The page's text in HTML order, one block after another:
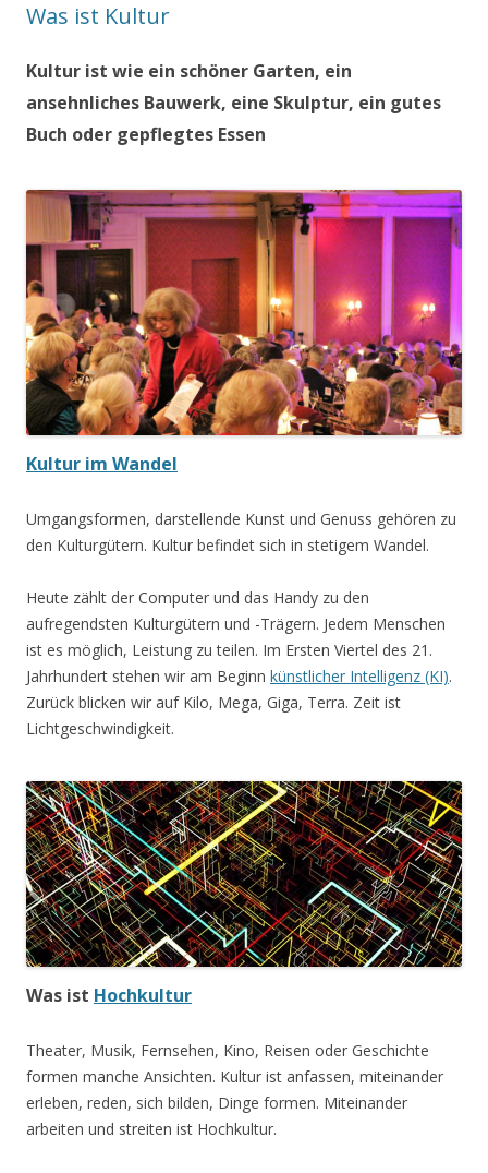
Was ist Kultur
Kultur ist wie ein schöner Garten, ein
ansehnliches Bauwerk, eine Skulptur, ein gutes
Buch oder gepflegtes Essen
Kultur im Wandel
Umgangsformen, darstellende Kunst und Genuss gehören zu
den Kulturgütern. Kultur befindet sich in stetigem Wandel.
Heute zählt der Computer und das Handy zu den
aufregendsten Kulturgütern und -Trägern. Jedem Menschen
ist es möglich, Leistung zu teilen. Im Ersten Viertel des 21.
Jahrhundert stehen wir am Beginn künstlicher Intelligenz (KI).
Zurück blicken wir auf Kilo, Mega, Giga, Terra. Zeit ist
Lichtgeschwindigkeit.
Was ist Hochkultur
Theater, Musik, Fernsehen, Kino, Reisen oder Geschichte
formen manche Ansichten. Kultur ist anfassen, miteinander
erleben, reden, sich bilden, Dinge formen. Miteinander
arbeiten und streiten ist Hochkultur.